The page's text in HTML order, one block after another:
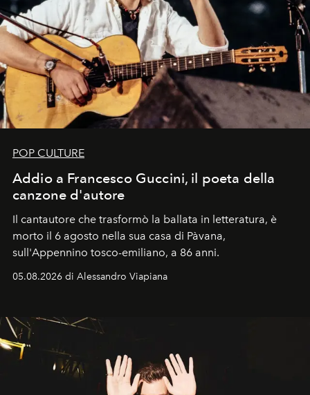
POP CULTURE
Addio a Francesco Guccini, il poeta della
canzone d'autore
Il cantautore che trasformò la ballata in letteratura, è
morto il 6 agosto nella sua casa di Pàvana,
sull'Appennino tosco-emiliano, a 86 anni.
05.08.2026 di Alessandro Viapiana